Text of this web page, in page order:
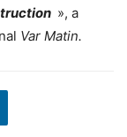
», a
Var Matin.